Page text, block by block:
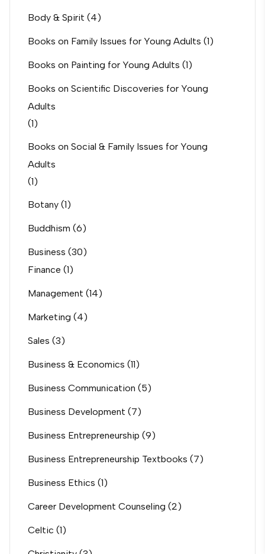
Body & Spirit (4)
Books on Family Issues for Young Adults (1)
Books on Painting for Young Adults (1)
Books on Scientific Discoveries for Young
Adults
(1)
Books on Social & Family Issues for Young
Adults
(1)
Botany (1)
Buddhism (6)
Business (30)
Finance (1)
Management (14)
Marketing (4)
Sales (3)
Business & Economics (11)
Business Communication (5)
Business Development (7)
Business Entrepreneurship (9)
Business Entrepreneurship Textbooks (7)
Business Ethics (1)
Career Development Counseling (2)
Celtic (1)